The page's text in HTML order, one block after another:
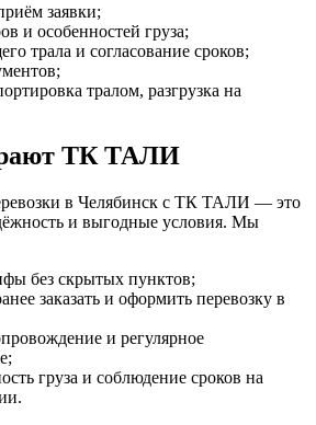
заявки;
и особенностей груза;
трала и согласование сроков;
тралом, разгрузка на
ТК ТАЛИ
в Челябинск с ТК ТАЛИ — это
и выгодные условия. Мы
без скрытых пунктов;
заказать и оформить перевозку в
и регулярное
груза и соблюдение сроков на